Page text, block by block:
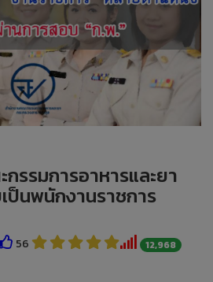
รรมการอาหารและยา
ป็นพนักงานราชการ
56 12,968